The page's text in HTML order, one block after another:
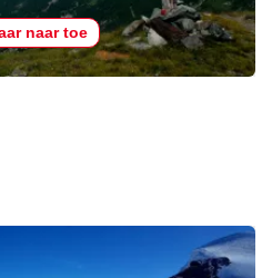
naar toe